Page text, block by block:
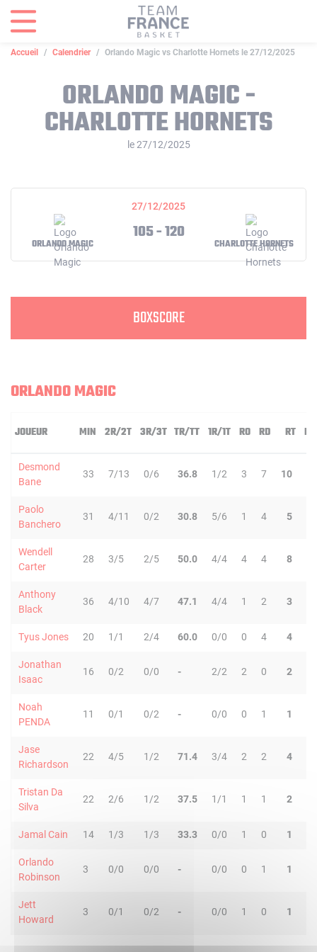
Accueil Calendrier Orlando Magic vs Charlotte Hornets le 27/12/2025
ORLANDO MAGIC -
CHARLOTTE HORNETS
le 27/12/2025
27/12/2025
ORLANDO MAGIC
105 - 120
CHARLOTTE HORNETS
BOXSCORE
ORLANDO MAGIC
JOUEUR MIN 2R/2T 3R/3T TR/TT 1R/1T RO RD RT PD
Desmond
Bane
33 7/13 0/6 36.8 1/2 3 7 10
Paolo
Banchero
31 4/11 0/2 30.8 5/6 1 4 5
Wendell
Carter
28 3/5 2/5 50.0 4/4 4 4 8
Anthony
Black
36 4/10 4/7 47.1 4/4 1 2 3
Tyus Jones 20 1/1 2/4 60.0 0/0 0 4 4
Jonathan
Isaac
16 0/2 0/0 - 2/2 2 0 2
Noah
PENDA
11 0/1 0/2 - 0/0 0 1 1
Jase
Richardson
22 4/5 1/2 71.4 3/4 2 2 4
Tristan Da
Silva
22 2/6 1/2 37.5 1/1 1 1 2
Jamal Cain 14 1/3 1/3 33.3 0/0 1 0 1
Orlando
Robinson
3 0/0 0/0 - 0/0 0 1 1
Jett
Howard
3 0/1 0/2 - 0/0 1 0 1
Panneau de gestion des cookies